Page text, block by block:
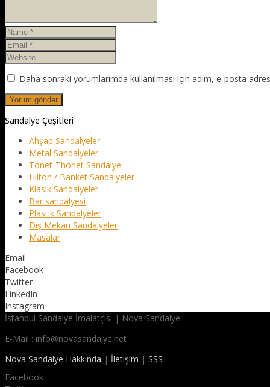
Daha sonraki yorumlarımda kullanılması için adım, e-posta
Sandalye Çeşitleri
Ahşap Sandalyeler
Metal Sandalyeler
Tonet-Thonet Sandalye
Hilton / Banket Sandalyeler
Klasik Sandalyeler
Bar sandalyesi
Plastik Sandalyeler
Dış Mekan Sandalyeler
Masalar
Email
Facebook
Twitter
LinkedIn
Instagram
İstanbul Sandalye İmalatçısı | Nova Sandalye
E-Mail : info@novasandalye.net
Nova Sandalye Hakkında | İletişim | SSS
Facebook